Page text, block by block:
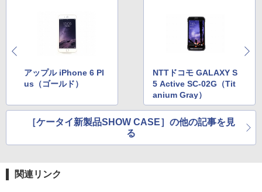
アップル iPhone 6 Pl
us（ゴールド）
NTTドコモ GALAXY S
5 Active SC-02G（Tit
anium Gray）
［ケータイ新製品SHOW CASE］の他の記事を見
る
関連リンク